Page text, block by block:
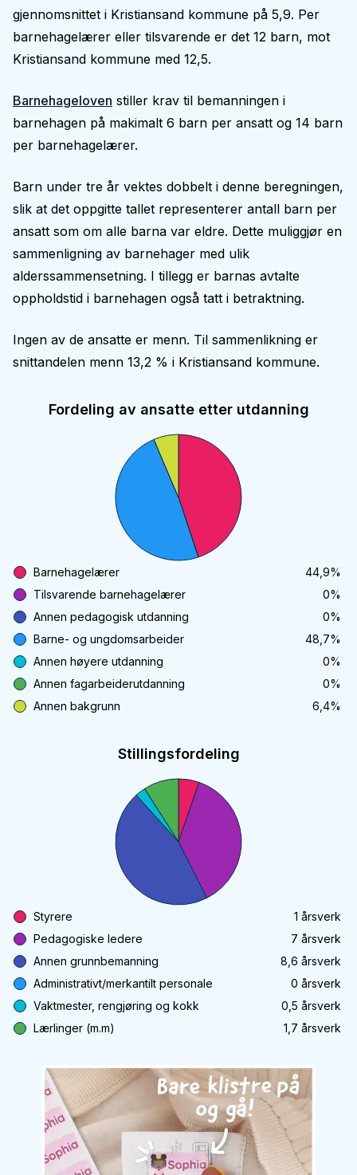
gjennomsnittet i Kristiansand kommune på 5,9. Per
barnehagelærer eller tilsvarende er det 12 barn, mot
Kristiansand kommune med 12,5.
Barnehageloven stiller krav til bemanningen i
barnehagen på makimalt 6 barn per ansatt og 14 barn
per barnehagelærer.
Barn under tre år vektes dobbelt i denne beregningen,
slik at det oppgitte tallet representerer antall barn per
ansatt som om alle barna var eldre. Dette muliggjør en
sammenligning av barnehager med ulik
alderssammensetning. I tillegg er barnas avtalte
oppholdstid i barnehagen også tatt i betraktning.
Ingen av de ansatte er menn. Til sammenlikning er
snittandelen menn 13,2 % i Kristiansand kommune.
Fordeling av ansatte etter utdanning
Barnehagelærer 44,9%
Tilsvarende barnehagelærer
0%
Annen pedagogisk utdanning
0%
Barne- og ungdomsarbeider
48,7%
Annen høyere utdanning
0%
Annen fagarbeiderutdanning
0%
Annen bakgrunn
6,4%
Stillingsfordeling
Styrere 1 årsverk
Pedagogiske ledere
7 årsverk
Annen grunnbemanning
8,6 årsverk
Administrativt/merkantilt personale
0 årsverk
Vaktmester, rengjøring og kokk
0,5 årsverk
Lærlinger (m.m)
1,7 årsverk